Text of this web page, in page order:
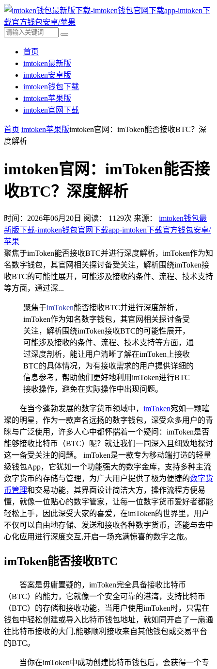
首页
imtoken最新版
imtoken安卓版
imtoken钱包下载
imtoken苹果版
imtoken官网下载
首页 imtoken苹果版imtoken官网：imToken能否接收BTC？深
度解析
imtoken官网：imToken能否接
收BTC？深度解析
时间：2026年06月20日 阅读： 1129次 来源： imtoken钱包最
新版下载-imtoken钱包官网下载app-imtoken下载官方钱包安卓/
苹果
聚焦于imToken能否接收BTC并进行深度解析，imToken作为知
名数字钱包，其官网相关探讨备受关注，解析围绕imToken接
收BTC的可能性展开，可能涉及接收的条件、流程、技术支持
等方面，通过深...
聚焦于imToken能否接收BTC并进行深度解析，
imToken作为知名数字钱包，其官网相关探讨备受
关注，解析围绕imToken接收BTC的可能性展开，
可能涉及接收的条件、流程、技术支持等方面，通
过深度剖析，能让用户清晰了解在imToken上接收
BTC的具体情况，为有接收需求的用户提供详细的
信息参考，帮助他们更好地利用imToken进行BTC
接收操作，避免在实际操作中出现问题。
在当今蓬勃发展的数字货币领域中， imToken宛如一颗璀
璨的明星，作为一款声名远扬的数字钱包，深受众多用户的青
睐与广泛使用，许多人心中都怀揣着一个疑问：imToken是否
能够接收比特币（BTC）呢？就让我们一同深入且细致地探讨
这一备受关注的问题。 imToken是一款专为移动端打造的轻量
级钱包App，它犹如一个功能强大的数字金库，支持多种主流
数字货币的存储与管理，为广大用户提供了极为便捷的数字货
币管理和交易功能，其界面设计简洁大方，操作流程方便易
懂，就像一位贴心的数字管家，让每一位数字货币爱好者都能
轻松上手，因此深受大家的喜爱，在imToken的世界里，用户
不仅可以自由地存储、发送和接收各种数字货币，还能与去中
心化应用进行深度交互,开启一场充满惊喜的数字之旅。
imToken能否接收BTC
答案是毋庸置疑的，imToken完全具备接收比特币
（BTC）的能力，它就像一个安全可靠的港湾，支持比特币
（BTC）的存储和接收功能，当用户使用imToken时，只需在
钱包中轻松创建或导入比特币钱包地址，就如同开启了一扇通
往比特币接收的大门,能够顺利接收来自其他钱包或交易平台
的BTC。
当你在imToken中成功创建比特币钱包后，会获得一个专